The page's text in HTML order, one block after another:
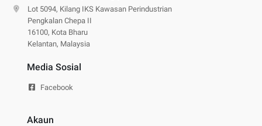
Lot 5094, Kilang IKS Kawasan Perindustrian
Pengkalan Chepa II
16100, Kota Bharu
Kelantan, Malaysia
Media Sosial
Facebook
Akaun